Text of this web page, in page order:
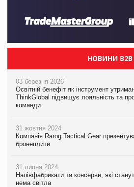
НОВИНИ B2B
03 березня 2026
Освітній бенефіт як інструмент
ThinkGlobal підвищує лояльність та
команди
31 жовтня 2024
Компанія Rarog Tactical Gear
бронеплити
31 липня 2024
Напівфабрикати та консерви, які
нема світла